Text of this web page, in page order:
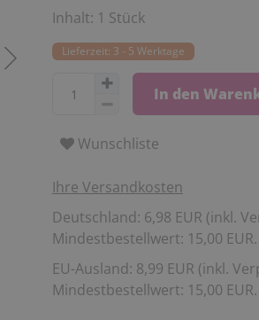
Inhalt: 1 Stück
Lieferzeit: 3 - 5 Werktage
In den
Wunschliste
Ihre Versandkosten
Deutschland: 6,98 EUR (inkl.
Mindestbestellwert: 15,00 EUR.
EU-Ausland: 8,99 EUR (inkl.
Mindestbestellwert: 15,00 EUR.